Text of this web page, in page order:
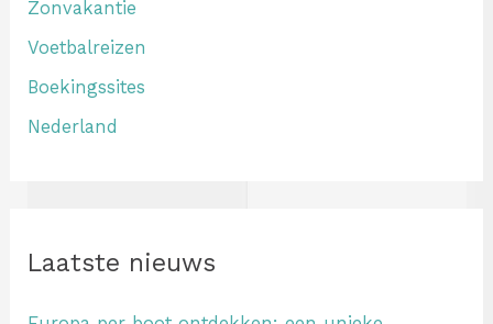
Zonvakantie
Voetbalreizen
Boekingssites
Nederland
Laatste nieuws